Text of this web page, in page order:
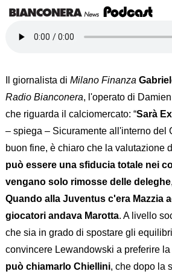
Il giornalista di Milano Finanza
Radio Bianconera, l'operato di
che riguarda il calciomercato: “Sarà
– spiega – Sicuramente all'interno del
buon fine, è chiaro che la valutazione
può essere una sfiducia totale nei
vengano solo rimosse delle deleghe
Quando alla Juventus c'era Mazzia
giocatori andava Marotta. A livello
che sia in grado di spostare gli
convincere Lewandowski a preferire
può chiamarlo Chiellini, che dopo la